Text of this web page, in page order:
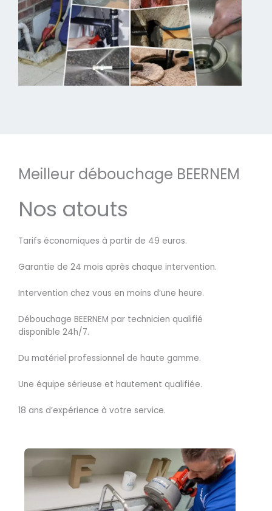
Meilleur débouchage BEERNEM
Nos atouts
Tarifs économiques à partir de 49 euros.
Garantie de 24 mois après chaque intervention.
Intervention chez vous en moins d’une heure.
Débouchage BEERNEM par technicien qualifié
disponible 24h/7.
Du matériel professionnel de haute gamme.
Une équipe sérieuse et hautement qualifiée.
18 ans d’expérience à votre service.